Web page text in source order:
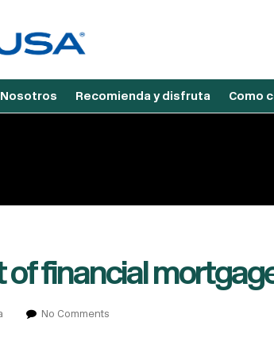
Nosotros Recomienda y disfruta Como
of financial
No Comments